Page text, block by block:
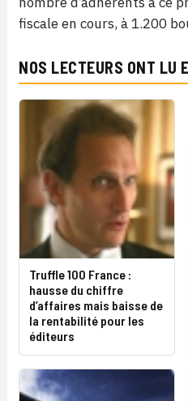
fiscale en cours, à 1.200
NOS LECTEURS ONT LU
Truffle 100 France :
hausse du chiffre
d’affaires mais baisse de
la rentabilité pour les
éditeurs